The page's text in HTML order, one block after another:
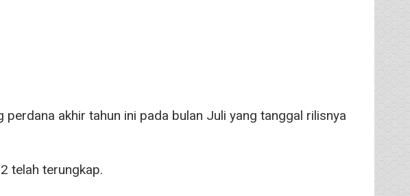
perdana akhir tahun ini pada bulan Juli yang tanggal rilisnya
telah terungkap.